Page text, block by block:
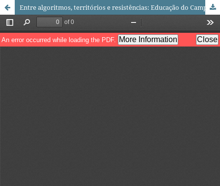
Entre algoritmos, territórios e resistências: Educação do Campo na produção do conhecimento contemporâneo brasileiro